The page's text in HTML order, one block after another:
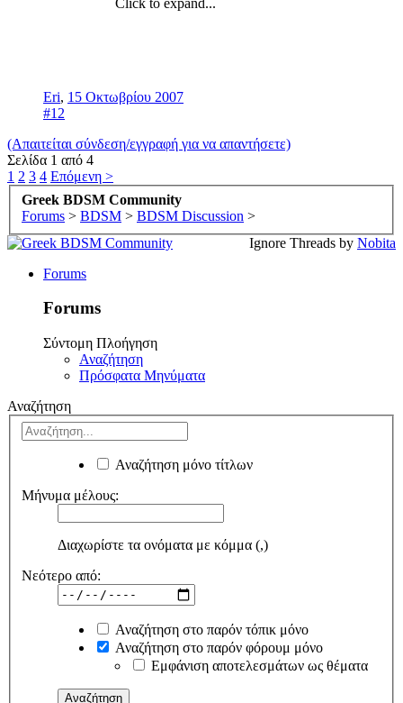
Click to expand...
Eri, 15 Οκτωβρίου 2007
#12
(Απαιτείται σύνδεση/εγγραφή για να απαντήσετε)
Σελίδα 1 από 4
1 2 3 4 Επόμενη >
Greek BDSM Community
Forums > BDSM > BDSM Discussion >
Ignore Threads by Nobita
Forums
Forums
Σύντομη Πλοήγηση
Αναζήτηση
Πρόσφατα Μηνύματα
Αναζήτηση
Αναζήτηση μόνο τίτλων
Μήνυμα μέλους:
Διαχωρίστε τα ονόματα με κόμμα (,)
Νεότερο από:
Αναζήτηση στο παρόν τόπικ μόνο
Αναζήτηση στο παρόν φόρουμ μόνο
Εμφάνιση αποτελεσμάτων ως θέματα